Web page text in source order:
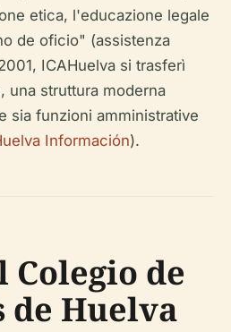
etica, l'educazione legale
de oficio" (assistenza
ICAHuelva si trasferì
una struttura moderna
sia funzioni amministrative
Información).
de
de Huelva